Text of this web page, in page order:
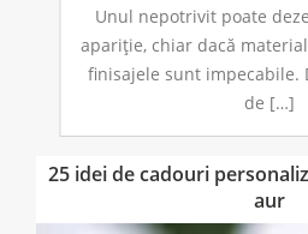
Unul nepotrivit poate
apariție, chiar dacă
finisajele sunt impecabile.
de […]
25 idei de cadouri
aur